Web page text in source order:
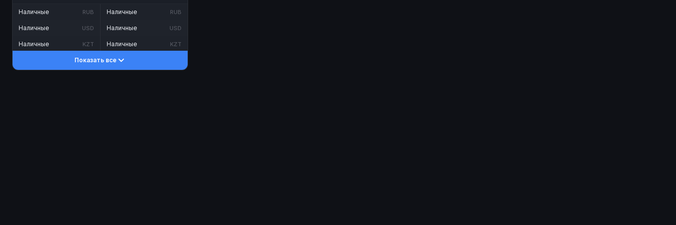
Наличные RUB
Наличные USD
Наличные KZT
Наличные RUB
Наличные USD
Наличные KZT
Показать все